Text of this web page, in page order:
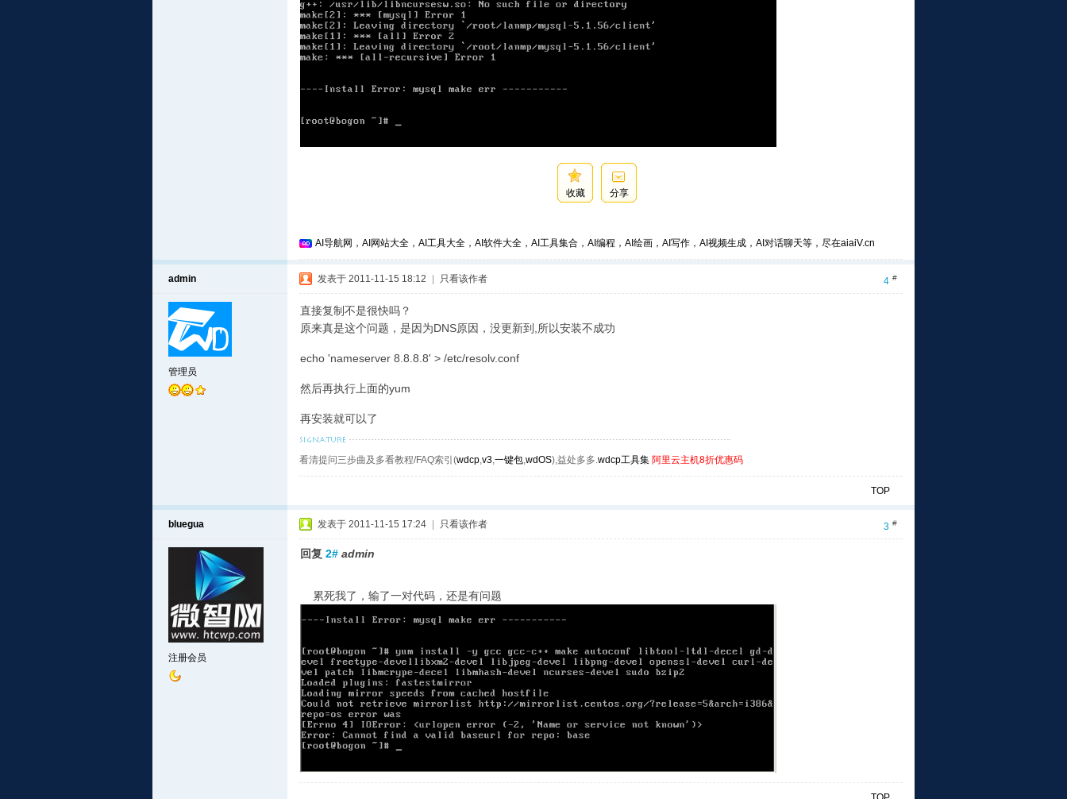
收藏 分享
AI导航网，AI网站大全，AI工具大全，AI软件大全，AI工具集合，AI编程，AI绘画，AI写作，AI视频生成，AI对话聊天等，尽在aiaiV.cn
admin
管理员
4 #
发表于 2011-11-15 18:12 只看该作者
直接复制不是很快吗？
原来真是这个问题，是因为DNS原因，没更新到,所以安装不成功
echo 'nameserver 8.8.8.8' > /etc/resolv.conf
然后再执行上面的yum
再安装就可以了
看清提问三步曲及多看教程/FAQ索引(wdcp,v3,一键包,wdOS),益处多多.wdcp工具集 阿里云主机8折优惠码
TOP
bluegua
注册会员
3 #
发表于 2011-11-15 17:24 只看该作者
回复 2# admin
累死我了，输了一对代码，还是有问题